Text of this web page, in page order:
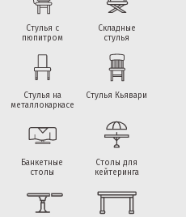
Стулья с
пюпитром
Складные
стулья
Стулья на
металлокаркасе
Стулья Кьявари
Банкетные
столы
Столы для
кейтеринга